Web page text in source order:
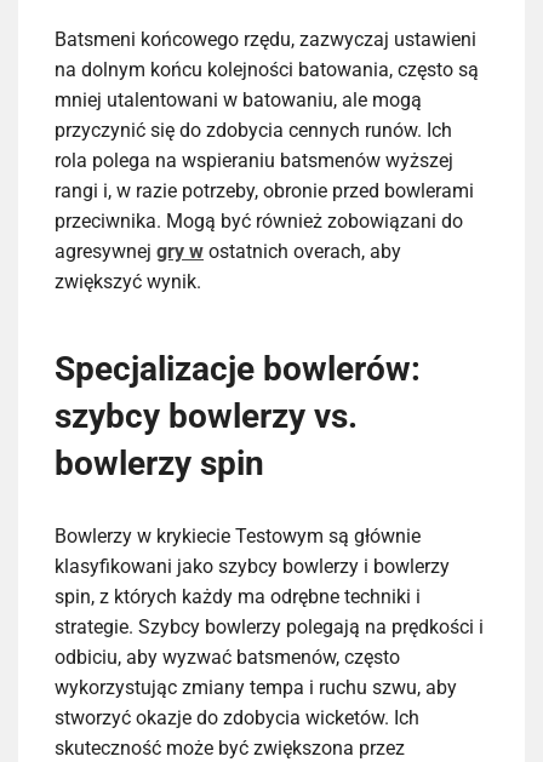
Batsmeni końcowego rzędu, zazwyczaj ustawieni
na dolnym końcu kolejności batowania, często są
mniej utalentowani w batowaniu, ale mogą
przyczynić się do zdobycia cennych runów. Ich
rola polega na wspieraniu batsmenów wyższej
rangi i, w razie potrzeby, obronie przed bowlerami
przeciwnika. Mogą być również zobowiązani do
agresywnej gry w ostatnich overach, aby
zwiększyć wynik.
Specjalizacje bowlerów:
szybcy bowlerzy vs.
bowlerzy spin
Bowlerzy w krykiecie Testowym są głównie
klasyfikowani jako szybcy bowlerzy i bowlerzy
spin, z których każdy ma odrębne techniki i
strategie. Szybcy bowlerzy polegają na prędkości i
odbiciu, aby wyzwać batsmenów, często
wykorzystując zmiany tempa i ruchu szwu, aby
stworzyć okazje do zdobycia wicketów. Ich
skuteczność może być zwiększona przez